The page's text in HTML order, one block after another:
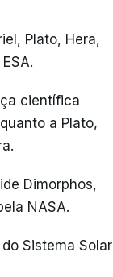
Plato, Hera,
científica
a Plato,
Dimorphos,
NASA.
Sistema Solar